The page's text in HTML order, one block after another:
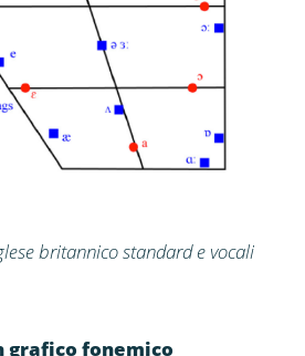
britannico standard e vocali
grafico fonemico